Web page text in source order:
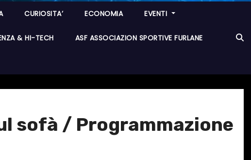
CURIOSITA’ ECONOMIA EVENTI
& HI-TECH ASF ASSOCIAZION SPORTIVE FURLANE
sofà / Programmazione